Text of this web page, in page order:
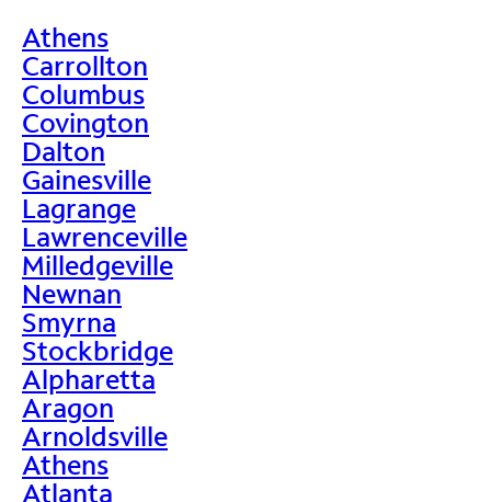
Athens
Carrollton
Columbus
Covington
Dalton
Gainesville
Lagrange
Lawrenceville
Milledgeville
Newnan
Smyrna
Stockbridge
Alpharetta
Aragon
Arnoldsville
Athens
Atlanta